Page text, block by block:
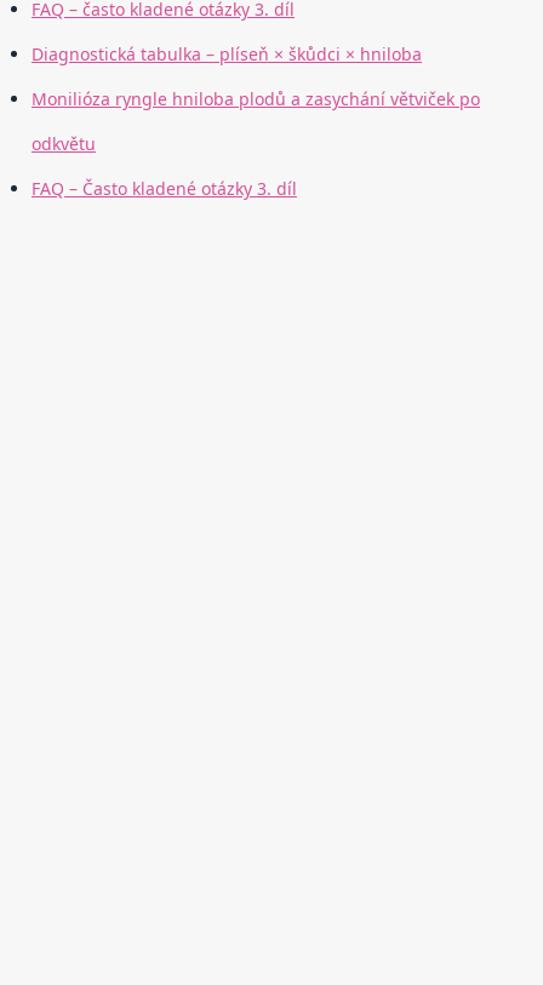
FAQ – často kladené otázky 3. díl
Diagnostická tabulka – plíseň × škůdci × hniloba
Monilióza ryngle hniloba plodů a zasychání větviček po
odkvětu
FAQ – Často kladené otázky 3. díl